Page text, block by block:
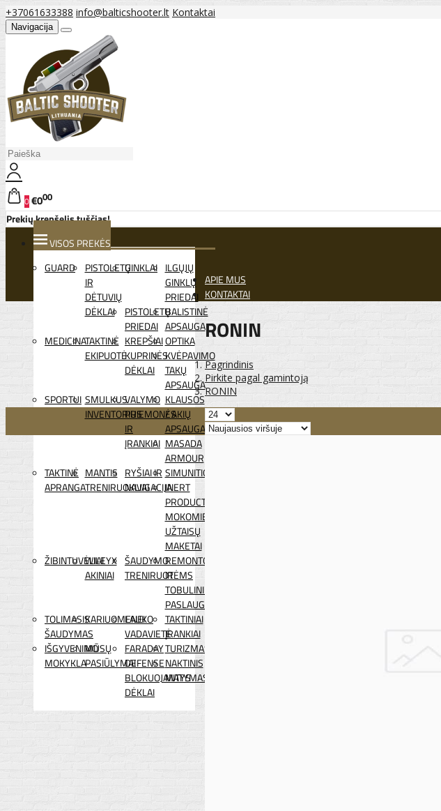
+37061633388 info@balticshooter.lt Kontaktai
Navigacija
0€000
Prekių krepšelis tuščias!
VISOS PREKĖS
GUARD
PISTOLETŲ
IR
DĖTUVIŲ
DĖKLAI
GINKLAI ILGŲJŲ
GINKLŲ
PRIEDAI
PISTOLETŲ
PRIEDAI
BALISTINĖ
APSAUGA
MEDICINATAKTINĖ
EKIPUOTĖ
KREPŠIAI
KUPRINĖS
DĖKLAI
OPTIKA
KVĖPAVIMO
TAKŲ
APSAUGA
SPORTUI SMULKUS
INVENTORIUS
VALYMO
PRIEMONĖS
IR
ĮRANKIAI
KLAUSOS
/ AKIŲ
APSAUGA
MASADA
ARMOUR
TAKTINĖ
APRANGA
MANTIS
TRENIRUOKLIAI
RYŠIAI IR
NAVIGACIJA
SIMUNITION
INERT
PRODUCTS
MOKOMIEJI
UŽTAISŲ
MAKETAI
ŽIBINTUVĖLIAI
WILEYX
AKINIAI
ŠAUDYMO
TRENIRUOTĖMS
REMONTO
IR
TOBULINIMO
PASLAUGOS
TOLIMASIS
ŠAUDYMAS
KARIUOMENEI
LAUKO
VADAVIETĖ
TAKTINIAI
ĮRANKIAI
IŠGYVENIMO
MOKYKLA
MŪSŲ
PASIŪLYMAI
FARADAY
DEFENSE
BLOKUOJANTYS
DĖKLAI
TURIZMAS
NAKTINIS
MATYMAS
APIE MUS
KONTAKTAI
RONIN
Pagrindinis
Pirkite pagal gamintoją
RONIN